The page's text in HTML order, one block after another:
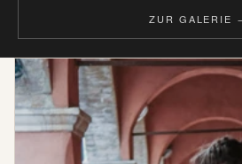
ZUR GALERIE